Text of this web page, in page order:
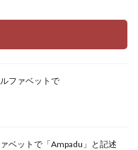
ファベットで
ベットで「Ampadu」と記述